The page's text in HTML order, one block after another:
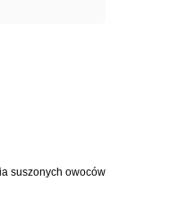
suszonych owoców